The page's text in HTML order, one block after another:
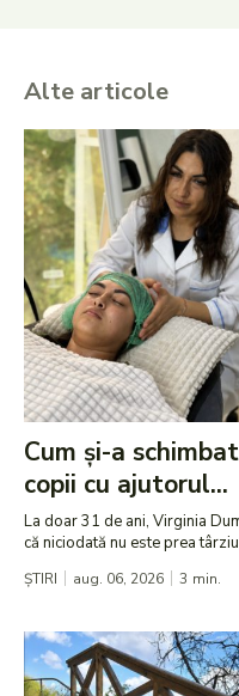
Alte articole
Cum și-a
copii cu ajutorul...
La doar 31 de ani, Virginia
că niciodată nu este prea
ȘTIRI aug. 06, 2026 3 min.